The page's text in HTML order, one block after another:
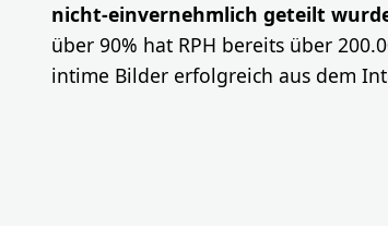
nicht-einvernehmlich geteilt
über 90% hat RPH bereits über
intime Bilder erfolgreich aus dem